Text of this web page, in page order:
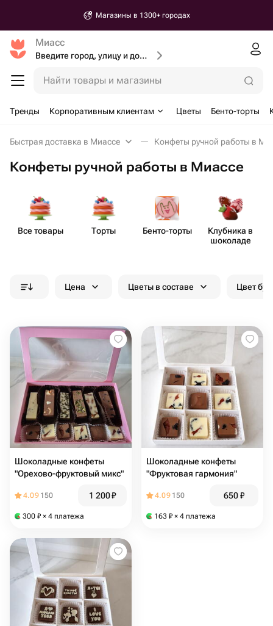
Магазины в 1300+ городах
Миасс
Введите город, улицу и дом доставки
Найти товары и магазины
Тренды Корпоративным клиентам Цветы Бенто-торты
Быстрая доставка в Миассе Конфеты ручной работы в
Конфеты ручной работы в Миассе
Все товары Торты Бенто​-торты
Клубника в
шоколаде
Цена Цветы в составе Цвет
Шоколадные конфеты
"Орехово-фруктовый микс"
4.09 150 1 200₽
300 ₽ × 4 платежа
Шоколадные конфеты
"Фруктовая гармония"
4.09 150 650₽
163 ₽ × 4 платежа